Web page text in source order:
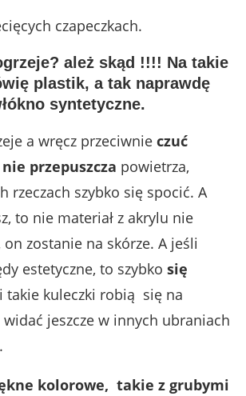
czapeczkach.
ależ skąd !!!! Na takie
plastik, a tak naprawdę
syntetyczne.
a wręcz przeciwnie czuć
nie przepuszcza powietrza,
rzeczach szybko się spocić. A
to nie materiał z akrylu nie
zostanie na skórze. A jeśli
estetyczne, to szybko się
takie kuleczki robią się na
jeszcze w innych ubraniach
kolorowe, takie z grubymi